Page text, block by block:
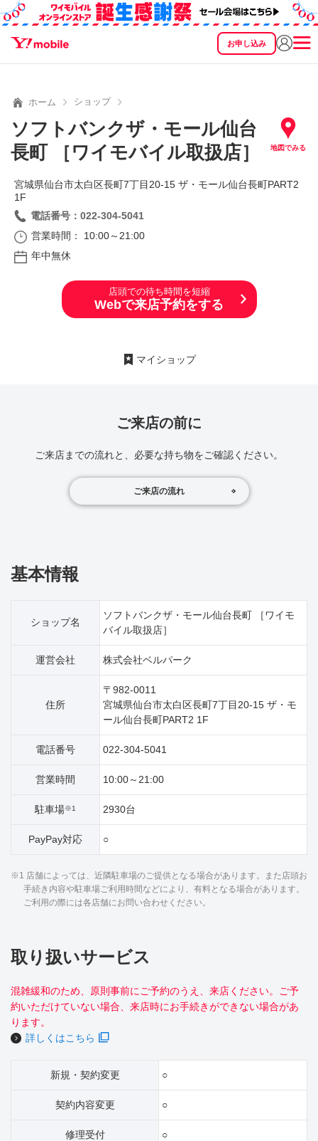
お申し込み
SEARCH
ホーム ショップ
ソフトバンクザ・モール仙台
長町 ［ワイモバイル取扱店］
地図でみる
宮城県仙台市太白区長町7丁目20‐15 ザ・モール仙台長町PART2
1F
電話番号：022-304-5041
営業時間： 10:00～21:00
年中無休
店頭での待ち時間を短縮
Webで来店予約をする
マイショップ
ご来店の前に
ご来店までの流れと、必要な持ち物をご確認ください。
ご来店の流れ
基本情報
ショップ名
ソフトバンクザ・モール仙台長町 ［ワイモ
バイル取扱店］
運営会社 株式会社ベルパーク
住所
〒982-0011
宮城県仙台市太白区長町7丁目20‐15 ザ・モ
ール仙台長町PART2 1F
電話番号 022-304-5041
営業時間 10:00～21:00
駐車場※1 2930台
PayPay対応 ○
※1 店舗によっては、近隣駐車場のご提供となる場合があります。また店頭お
手続き内容や駐車場ご利用時間などにより、有料となる場合があります。
ご利用の際には各店舗にお問い合わせください。
取り扱いサービス
混雑緩和のため、原則事前にご予約のうえ、来店ください。ご予
約いただけていない場合、来店時にお手続きができない場合があ
ります。
詳しくはこちら
新規・契約変更 ○
契約内容変更 ○
修理受付 ○